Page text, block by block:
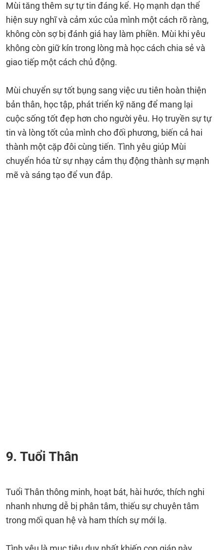
Mùi tăng thêm sự tự tin đáng kể. Họ mạnh dạn thể
hiện suy nghĩ và cảm xúc của mình một cách rõ ràng,
không còn sợ bị đánh giá hay làm phiền. Mùi khi yêu
không còn giữ kín trong lòng mà học cách chia sẻ và
giao tiếp một cách chủ động.
Mùi chuyển sự tốt bụng sang việc ưu tiên hoàn thiện
bản thân, học tập, phát triển kỹ năng để mang lại
cuộc sống tốt đẹp hơn cho người yêu. Họ truyền sự tự
tin và lòng tốt của mình cho đối phương, biến cả hai
thành một cặp đôi cùng tiến. Tình yêu giúp Mùi
chuyển hóa từ sự nhạy cảm thụ động thành sự mạnh
mẽ và sáng tạo để vun đắp.
9. Tuổi Thân
Tuổi Thân thông minh, hoạt bát, hài hước, thích nghi
nhanh nhưng dễ bị phân tâm, thiếu sự chuyên tâm
trong mối quan hệ và ham thích sự mới lạ.